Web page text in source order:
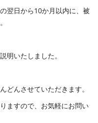
翌日から10か月以内に、被
明いたしました。
どんさせていただきます。
ますので、お気軽にお問い